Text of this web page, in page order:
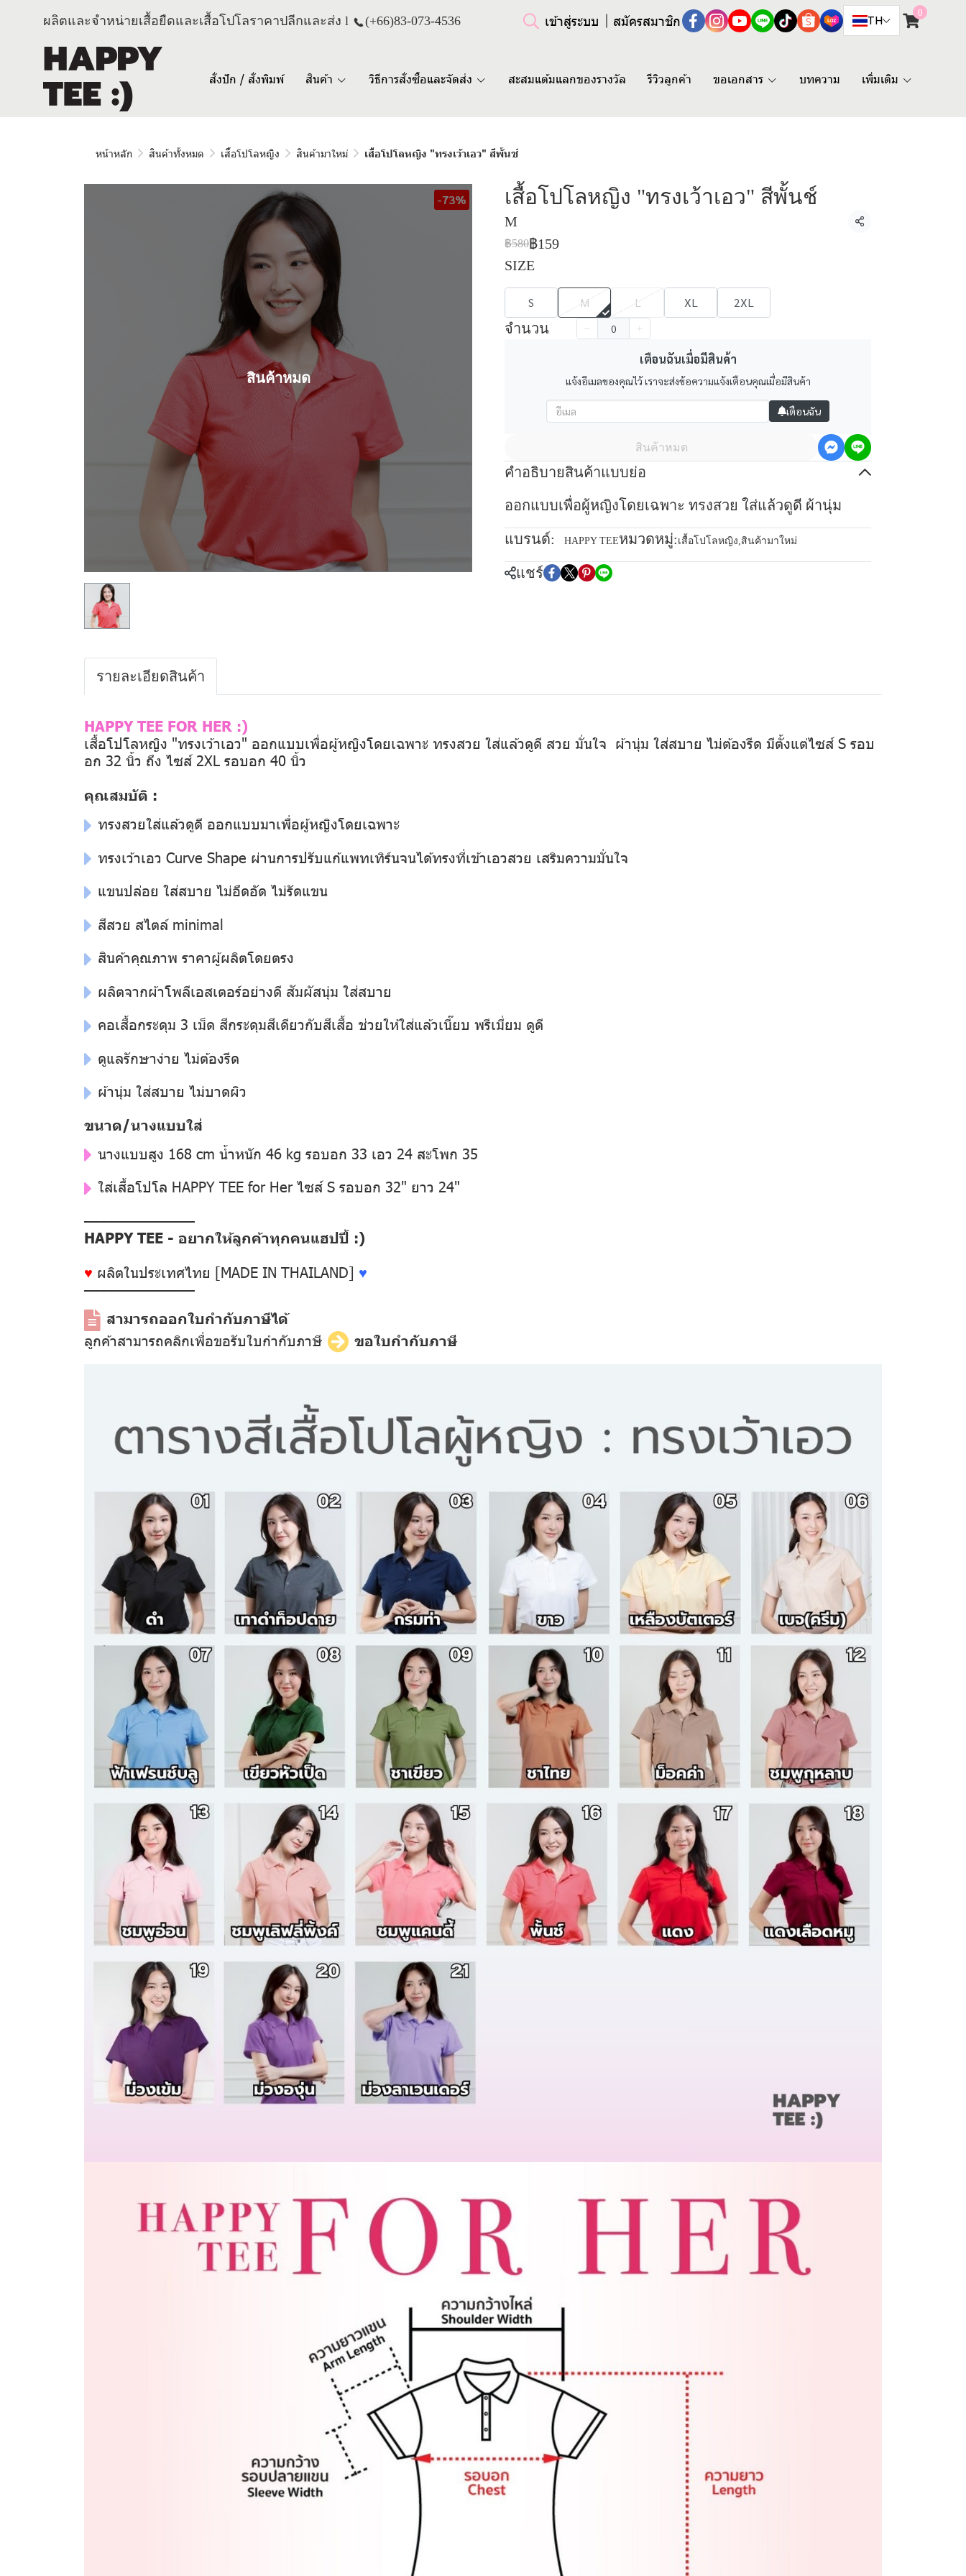
ผลิตและจำหน่ายเสื้อยืดและเสื้อโปโลราคาปลีกและส่ง l (+66)83-073-4536 เข้าสู่ระบบ สมัครสมาชิก TH
0
สั่งปัก / สั่งพิมพ์ สินค้า วิธีการสั่งซื้อและจัดส่ง สะสมแต้มแลกของรางวัล รีวิวลูกค้า ขอเอกสาร บทความ เพิ่มเติม
หน้าหลัก สินค้าทั้งหมด เสื้อโปโลหญิง สินค้ามาใหม่ เสื้อโปโลหญิง "ทรงเว้าเอว" สีพั้นช์
-73%
สินค้าหมด
เสื้อโปโลหญิง "ทรงเว้าเอว" สีพั้นช์
M
แชร์
฿580฿159
SIZE
S M L XL 2XL
จำนวน
เตือนฉันเมื่อมีสินค้า
แจ้งอีเมลของคุณไว้ เราจะส่งข้อความแจ้งเตือนคุณเมื่อมีสินค้า
เตือนฉัน
สินค้าหมด
คำอธิบายสินค้าแบบย่อ
ออกแบบเพื่อผู้หญิงโดยเฉพาะ ทรงสวย ใส่แล้วดูดี ผ้านุ่ม
แบรนด์: HAPPY TEEหมวดหมู่: เสื้อโปโลหญิง,สินค้ามาใหม่
แชร์
รายละเอียดสินค้า
HAPPY TEE FOR HER :)
เสื้อโปโลหญิง "ทรงเว้าเอว" ออกแบบเพื่อผู้หญิงโดยเฉพาะ ทรงสวย ใส่แล้วดูดี สวย มั่นใจ ผ้านุ่ม ใส่สบาย ไม่ต้องรีด มีตั้งแต่ไซส์ S รอบ
อก 32 นิ้ว ถึง ไซส์ 2XL รอบอก 40 นิ้ว
คุณสมบัติ :
ทรงสวยใส่แล้วดูดี ออกแบบมาเพื่อผู้หญิงโดยเฉพาะ
ทรงเว้าเอว Curve Shape ผ่านการปรับแก้แพทเทิร์นจนได้ทรงที่เข้าเอวสวย เสริมความมั่นใจ
แขนปล่อย ใส่สบาย ไม่อึดอัด ไม่รัดแขน
สีสวย สไตล์ minimal
สินค้าคุณภาพ ราคาผู้ผลิตโดยตรง
ผลิตจากผ้าโพลีเอสเตอร์อย่างดี สัมผัสนุ่ม ใส่สบาย
คอเสื้อกระดุม 3 เม็ด สีกระดุมสีเดียวกับสีเสื้อ ช่วยให้ใส่แล้วเนี๊ยบ พรีเมี่ยม ดูดี
ดูแลรักษาง่าย ไม่ต้องรีด
ผ้านุ่ม ใส่สบาย ไม่บาดผิว
ขนาด/นางแบบใส่
นางแบบสูง 168 cm น้ำหนัก 46 kg รอบอก 33 เอว 24 สะโพก 35
ใส่เสื้อโปโล HAPPY TEE for Her ไซส์ S รอบอก 32" ยาว 24"
––––––––––––––
HAPPY TEE - อยากให้ลูกค้าทุกคนแฮปปี้ :)
♥ ผลิตในประเทศไทย [MADE IN THAILAND] ♥
––––––––––––––
สามารถออกใบกำกับภาษีได้
ลูกค้าสามารถคลิกเพื่อขอรับใบกำกับภาษี
ขอใบกำกับภาษี